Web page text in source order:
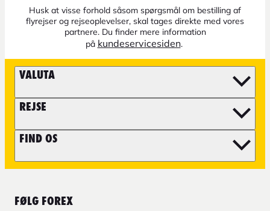
Husk at visse forhold såsom spørgsmål om bestilling af
flyrejser og rejseoplevelser, skal tages direkte med vores
partnere. Du finder mere information
på kundeservicesiden.
VALUTA
REJSE
FIND OS
FØLG FOREX